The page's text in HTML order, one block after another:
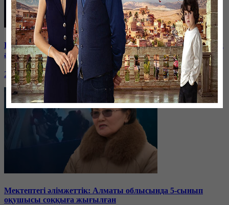
Баспанасын ала алмай жүрген бір топ шымкенттік әкімдік
алдына түнеуге келді
26 января, 19:35
Мектептегі әлімжеттік: Алматы облысында 5-сынып
оқушысы соққыға жығылған